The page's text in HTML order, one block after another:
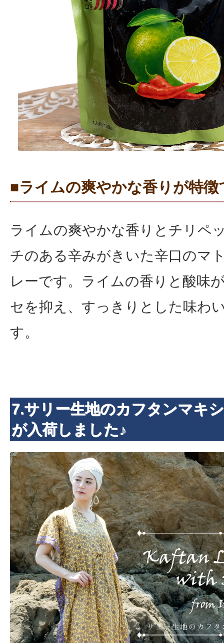
■ライムの爽やかな香りが特徴
ライムの爽やかな香りとチリペ
チのある辛みがきいた辛口のマ
レーです。ライムの香りと酸味
セを抑え、すっきりとした味わ
す。
7.サリー生地のカフタンマキ
が入荷しました♪